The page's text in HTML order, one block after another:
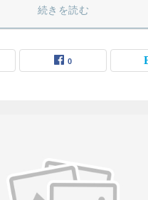
続きを読む
0